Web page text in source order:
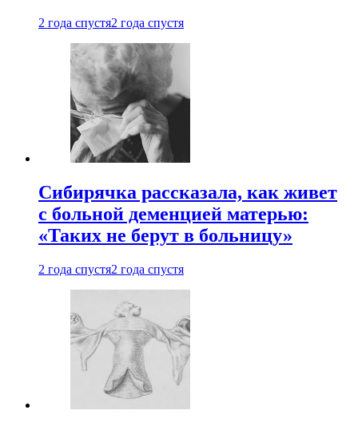
2 года спустя2 года спустя
Сибирячка рассказала, как живет
с больной деменцией матерью:
«Таких не берут в больницу»
2 года спустя2 года спустя